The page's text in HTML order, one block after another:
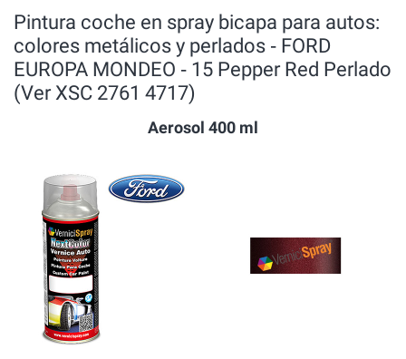
Pintura coche en spray bicapa para autos:
colores metálicos y perlados ‐ FORD
EUROPA MONDEO ‐ 15 Pepper Red Perlado
(Ver XSC 2761 4717)
Aerosol 400 ml